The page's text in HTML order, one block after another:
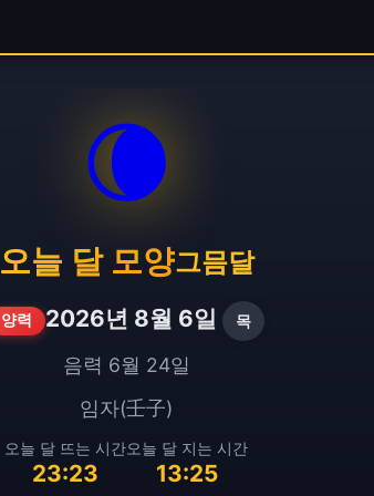
🌘
오늘 달 모양그믐달
양력 2026년 8월 6일 목
음력 6월 24일
임자(壬子)
오늘 달 뜨는 시간
23:23
오늘 달 지는 시간
13:25